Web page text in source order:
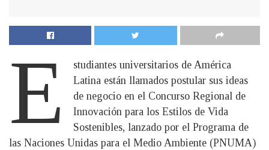
E
studiantes universitarios de América
Latina están llamados postular sus ideas
de negocio en el Concurso Regional de
Innovación para los Estilos de Vida
Sostenibles, lanzado por el Programa de
las Naciones Unidas para el Medio Ambiente (PNUMA)